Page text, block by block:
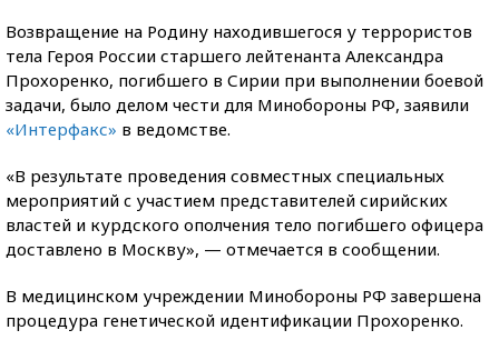
Возвращение на Родину находившегося у террористов
тела Героя России старшего лейтенанта Александра
Прохоренко, погибшего в Сирии при выполнении боевой
задачи, было делом чести для Минобороны РФ, заявили
«Интерфакс» в ведомстве.
«В результате проведения совместных специальных
мероприятий c участием представителей сирийских
властей и курдского ополчения тело погибшего офицера
доставлено в Москву», — отмечается в сообщении.
В медицинском учреждении Минобороны РФ завершена
процедура генетической идентификации Прохоренко.